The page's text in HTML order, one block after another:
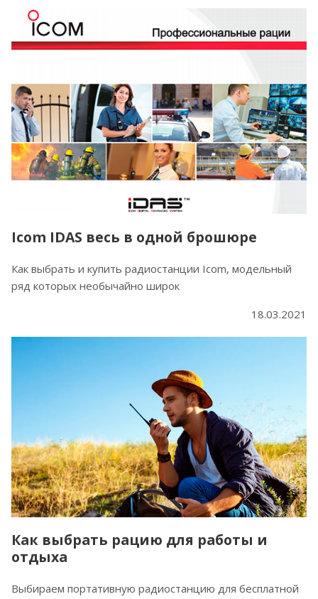
Icom IDAS весь в одной брошюре
Как выбрать и купить радиостанции Icom, модельный
ряд которых необычайно широк
18.03.2021
Как выбрать рацию для работы и
отдыха
Выбираем портативную радиостанцию для бесплатной